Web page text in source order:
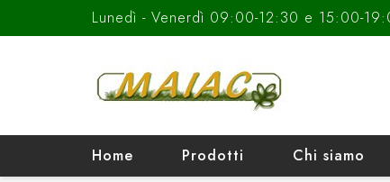
Lunedì - Venerdì 09:00-12:30 e 15:00-
Home Prodotti Chi siamo